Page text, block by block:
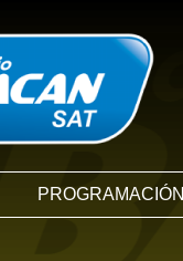
PROGRAMACIÓN